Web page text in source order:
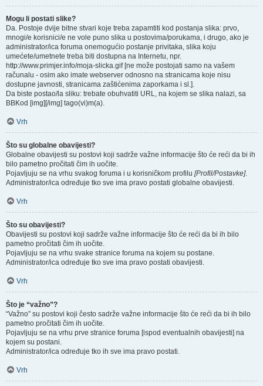
Mogu li postati slike?
Da. Postoje dvije bitne stvari koje treba zapamtiti kod postanja slika: prvo,
mnogi/e korisnici/e ne vole puno slika u postovima/porukama, i drugo, ako je
administrator/ica foruma onemogućio postanje privitaka, slika koju
umećete/umetnete treba biti dostupna na Internetu, npr.
http://www.primjer.info/moja-slicka.gif [ne može postojati samo na vašem
računalu - osim ako imate webserver odnosno na stranicama koje nisu
dostupne javnosti, stranicama zaštićenima zaporkama i sl.].
Da biste postao/la sliku: trebate obuhvatiti URL, na kojem se slika nalazi, sa
BBKod [img][/img] tago(vi)m(a).
Vrh
Što su globalne obavijesti?
Globalne obavijesti su postovi koji sadrže važne informacije što će reći da bi ih
bilo pametno pročitati čim ih uočite.
Pojavljuju se na vrhu svakog foruma i u korisničkom profilu [Profil/Postavke].
Administrator/ica određuje tko sve ima pravo postati globalne obavijesti.
Vrh
Što su obavijesti?
Obavijesti su postovi koji sadrže važne informacije što će reći da bi ih bilo
pametno pročitati čim ih uočite.
Pojavljuju se na vrhu svake stranice foruma na kojem su postane.
Administrator/ica određuje tko sve ima pravo postati obavijesti.
Vrh
Što je “važno”?
“Važno” su postovi koji često sadrže važne informacije što će reći da bi ih bilo
pametno pročitati čim ih uočite.
Pojavljuju se na vrhu prve stranice foruma [ispod eventualnih obavijesti] na
kojem su postani.
Administrator/ica određuje tko ih sve ima pravo postati.
Vrh